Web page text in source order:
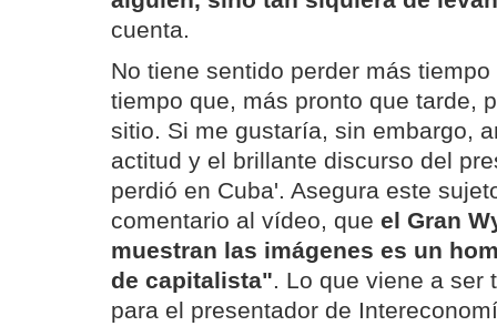
cuenta.
No tiene sentido perder más
tiempo que, más pronto que tarde,
sitio. Si me gustaría, sin embargo,
actitud y el brillante discurso del
perdió en Cuba'. Asegura este
comentario al vídeo, que el Gran
muestran las imágenes es un
de capitalista". Lo que viene a ser
para el presentador de